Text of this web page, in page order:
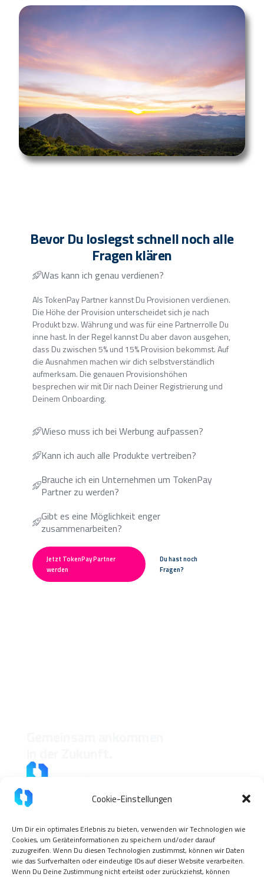
Cookie-Einstellungen
Um Dir ein optimales Erlebnis zu bieten, verwenden wir Technologien wie
Cookies, um Geräteinformationen zu speichern und/oder darauf
zuzugreifen. Wenn Du diesen Technologien zustimmst, können wir Daten
wie das Surfverhalten oder eindeutige IDs auf dieser Website verarbeiten.
Wenn Du Deine Zustimmung nicht erteilst oder zurückziehst, können
Bevor Du loslegst schnell noch alle
Fragen klären
Was kann ich genau verdienen?
Als TokenPay Partner kannst Du Provisionen verdienen.
Die Höhe der Provision unterscheidet sich je nach
Produkt bzw. Währung und was für eine Partnerrolle Du
inne hast. In der Regel kannst Du aber davon ausgehen,
dass Du zwischen 5% und 15% Provision bekommst. Auf
die Ausnahmen machen wir dich selbstverständlich
aufmerksam. Die genauen Provisionshöhen
besprechen wir mit Dir nach Deiner Registrierung und
Deinem Onboarding.
Wieso muss ich bei Werbung aufpassen?
Kann ich auch alle Produkte vertreiben?
Brauche ich ein Unternehmen um TokenPay
Partner zu werden?
Gibt es eine Möglichkeit enger
zusammenarbeiten?
Jetzt TokenPay Partner
werden
Du hast noch
Fragen?